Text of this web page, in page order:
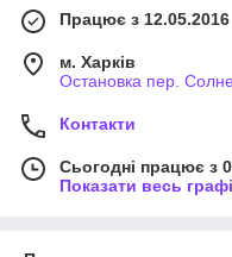
Працює з 12.05.2016
м. Харків
Остановка пер.
Контакти
Сьогодні працює з
Показати весь